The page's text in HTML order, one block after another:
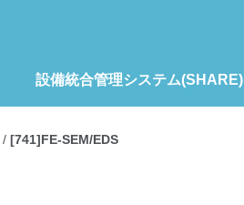
設備統合管理システム(SHARE)
/ [741]FE-SEM/EDS